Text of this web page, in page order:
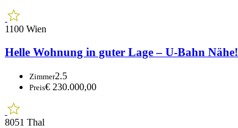
1100 Wien
Helle Wohnung in guter Lage – U-Bahn Nähe!
Zimmer2.5
Preis€ 230.000,00
8051 Thal